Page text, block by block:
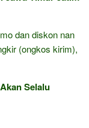
dan diskon nan
(ongkos kirim),
Selalu